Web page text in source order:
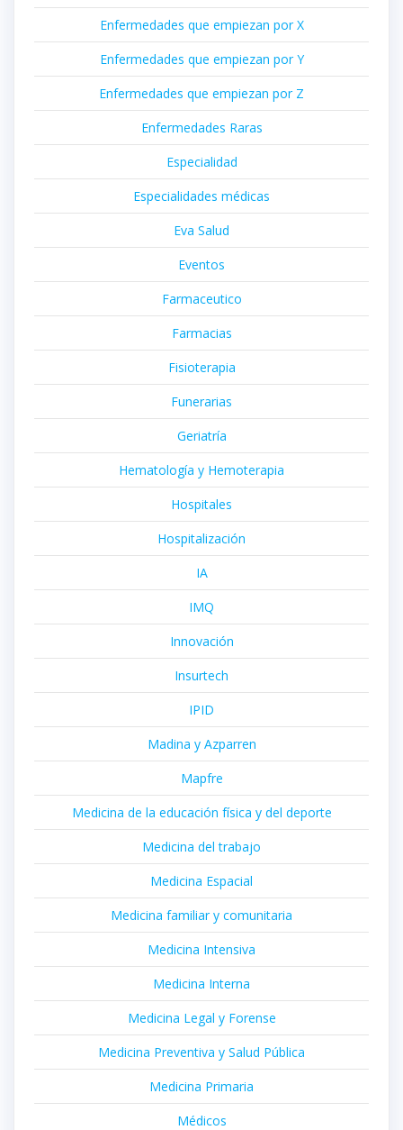
Enfermedades que empiezan por X
Enfermedades que empiezan por Y
Enfermedades que empiezan por Z
Enfermedades Raras
Especialidad
Especialidades médicas
Eva Salud
Eventos
Farmaceutico
Farmacias
Fisioterapia
Funerarias
Geriatría
Hematología y Hemoterapia
Hospitales
Hospitalización
IA
IMQ
Innovación
Insurtech
IPID
Madina y Azparren
Mapfre
Medicina de la educación física y del deporte
Medicina del trabajo
Medicina Espacial
Medicina familiar y comunitaria
Medicina Intensiva
Medicina Interna
Medicina Legal y Forense
Medicina Preventiva y Salud Pública
Medicina Primaria
Médicos